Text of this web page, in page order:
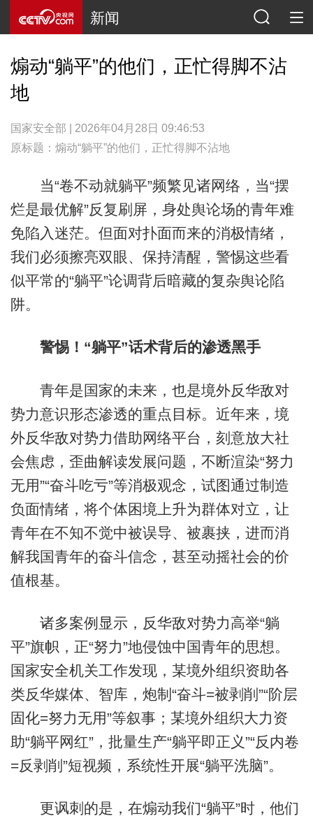
新闻
煽动“躺平”的他们，正忙得脚不沾
地
国家安全部 | 2026年04月28日 09:46:53
原标题：煽动“躺平”的他们，正忙得脚不沾地
当“卷不动就躺平”频繁见诸网络，当“摆
烂是最优解”反复刷屏，身处舆论场的青年难
免陷入迷茫。但面对扑面而来的消极情绪，
我们必须擦亮双眼、保持清醒，警惕这些看
似平常的“躺平”论调背后暗藏的复杂舆论陷
阱。
警惕！“躺平”话术背后的渗透黑手
青年是国家的未来，也是境外反华敌对
势力意识形态渗透的重点目标。近年来，境
外反华敌对势力借助网络平台，刻意放大社
会焦虑，歪曲解读发展问题，不断渲染“努力
无用”“奋斗吃亏”等消极观念，试图通过制造
负面情绪，将个体困境上升为群体对立，让
青年在不知不觉中被误导、被裹挟，进而消
解我国青年的奋斗信念，甚至动摇社会的价
值根基。
诸多案例显示，反华敌对势力高举“躺
平”旗帜，正“努力”地侵蚀中国青年的思想。
国家安全机关工作发现，某境外组织资助各
类反华媒体、智库，炮制“奋斗=被剥削”“阶层
固化=努力无用”等叙事；某境外组织大力资
助“躺平网红”，批量生产“躺平即正义”“反内卷
=反剥削”短视频，系统性开展“躺平洗脑”。
更讽刺的是，在煽动我们“躺平”时，他们